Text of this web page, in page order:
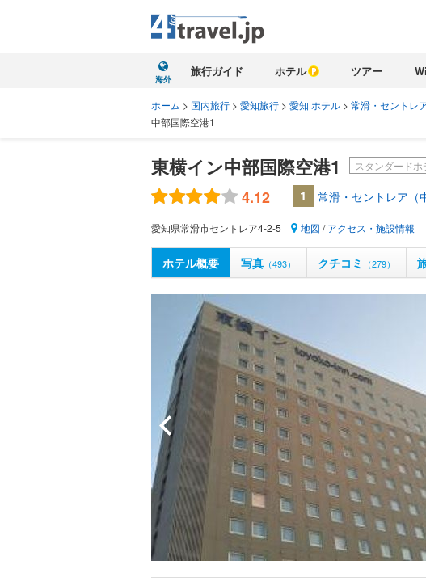
海外
旅行ガイド ホテル ツアー
ホーム > 国内旅行 > 愛知旅行 > 愛知 ホテル > 常滑・セントレ
中部国際空港1
東横イン中部国際空港1 スタンダードホ
4.12 1 常滑・セントレア（
愛知県常滑市セントレア4-2-5 地図 /アクセス・施設情報
ホテル概要 写真 （493） クチコミ （279）